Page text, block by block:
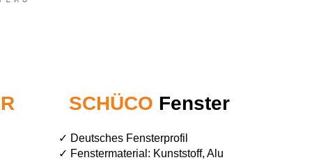
SCHÜCO Fenster
✓ Deutsches Fensterprofil
✓ Fenstermaterial: Kunststoff, Alu